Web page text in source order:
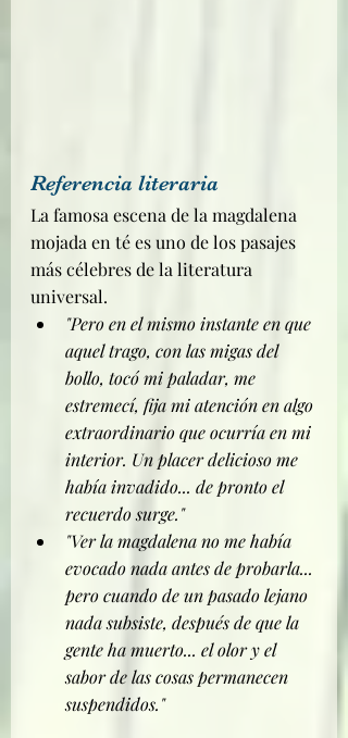
Referencia literaria
La famosa escena de la magdalena
mojada en té es uno de los pasajes
más célebres de la literatura
universal.
"Pero en el mismo instante en que
aquel trago, con las migas del
bollo, tocó mi paladar, me
estremecí, fija mi atención en algo
extraordinario que ocurría en mi
interior. Un placer delicioso me
había invadido... de pronto el
recuerdo surge."
"Ver la magdalena no me había
evocado nada antes de probarla...
pero cuando de un pasado lejano
nada subsiste, después de que la
gente ha muerto... el olor y el
sabor de las cosas permanecen
suspendidos."